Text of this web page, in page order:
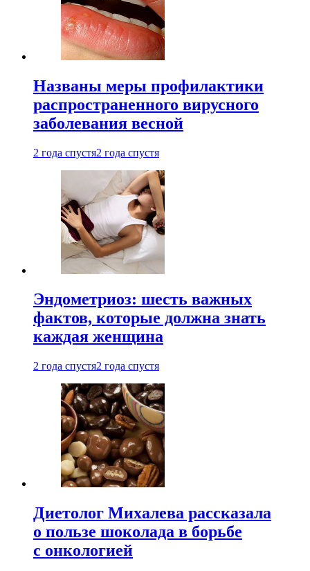
Названы меры профилактики
распространенного вирусного
заболевания весной
2 года спустя2 года спустя
Эндометриоз: шесть важных
фактов, которые должна знать
каждая женщина
2 года спустя2 года спустя
Диетолог Михалева рассказала
о пользе шоколада в борьбе
с онкологией